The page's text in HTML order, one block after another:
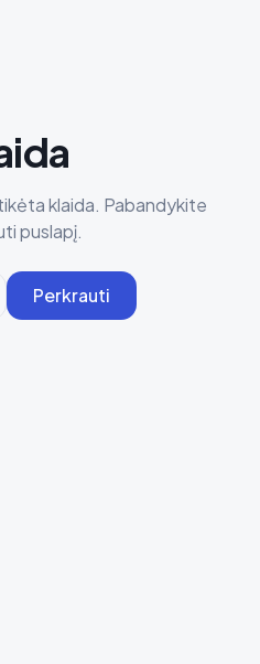
klaida. Pabandykite
puslapį.
Perkrauti